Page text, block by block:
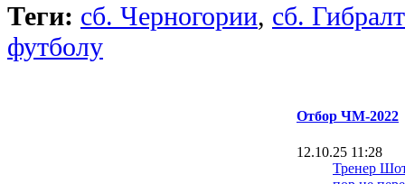
Теги: сб. Черногории, сб.
футболу
Отбор ЧМ-2022
12.10.25 11:28
Тренер